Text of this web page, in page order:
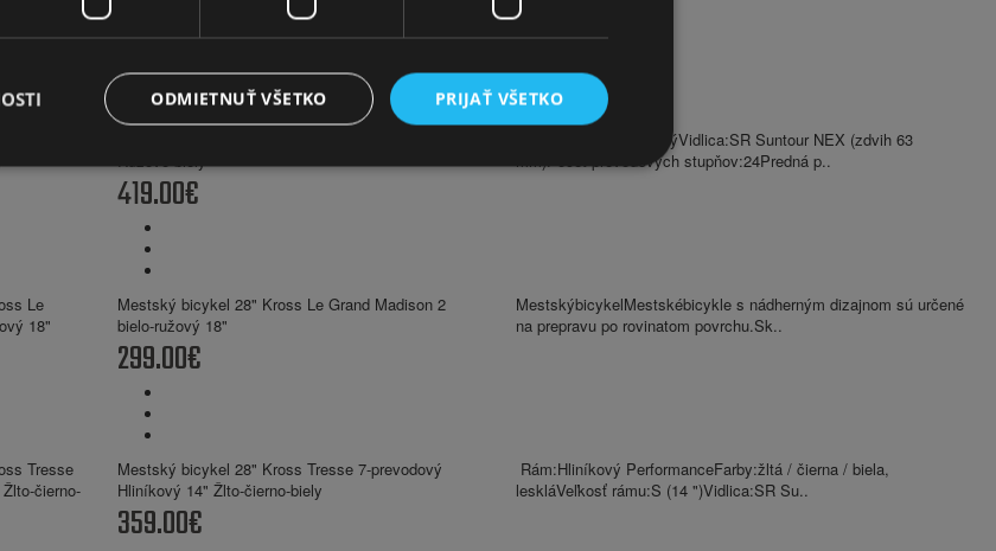
Ružovo-biely
419.00€
Rám:S (14 ") HliníkovýVidlica:SR Suntour NEX (zdvih 63
mm)Počet prevodových stupňov:24Predná p..
Mestský bicykel 28" Kross Le Grand Madison 2
bielo-ružový 18"
299.00€
MestskýbicykelMestskébicykle s nádherným dizajnom sú určené
na prepravu po rovinatom povrchu.Sk..
Mestský bicykel 28" Kross Tresse 7-prevodový
Hliníkový 14" Žlto-čierno-biely
359.00€
Rám:Hliníkový PerformanceFarby:žltá / čierna / biela,
leskláVeľkosť rámu:S (14 ")Vidlica:SR Su..
PRIJAŤ VŠETKO
ODMIETNUŤ VŠETKO